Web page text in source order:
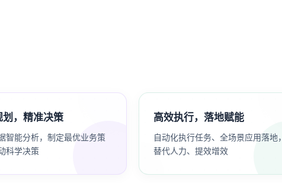
划，精准决策
智能分析，制定最优业务策
科学决策
高效执行，落地赋能
自动化执行任务、全场景应用落地，
替代人力、提效增效